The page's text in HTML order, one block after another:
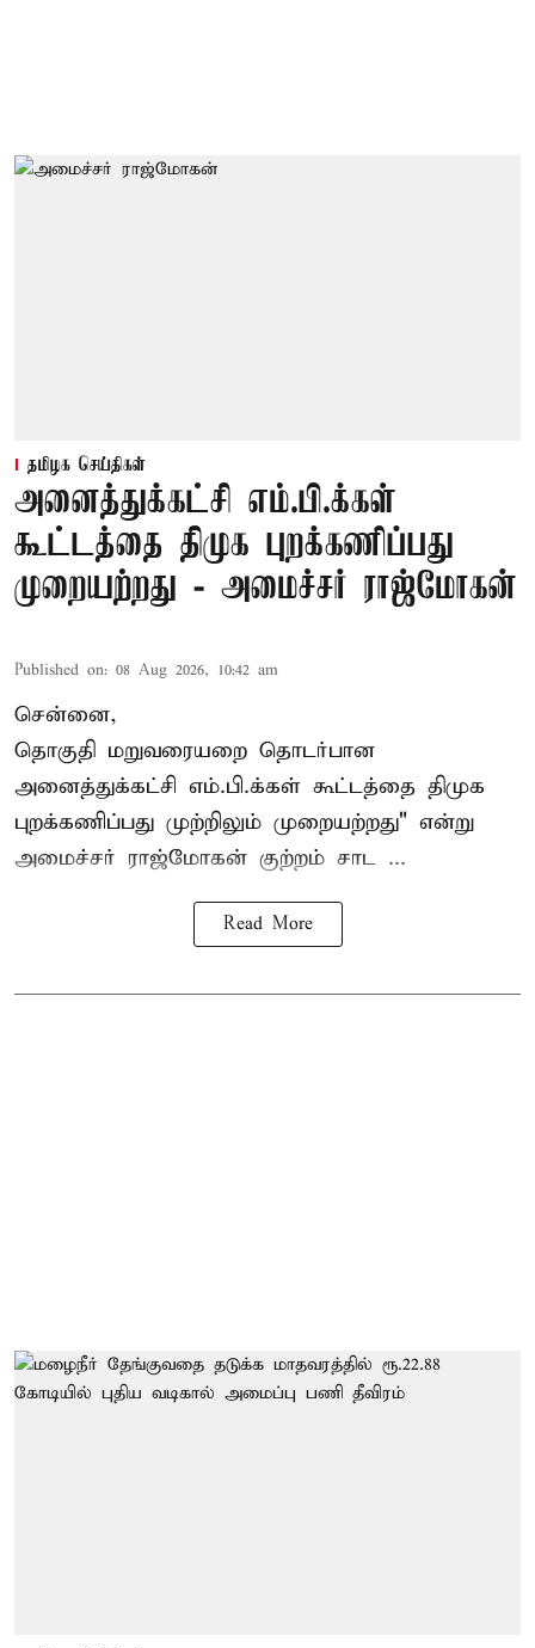
தமிழக செய்திகள்
அனைத்துக்கட்சி எம்.பி.க்கள்
கூட்டத்தை திமுக புறக்கணிப்பது
முறையற்றது - அமைச்சர் ராஜ்மோகன்
Published on: 08 Aug 2026, 10:42 am
சென்னை,
தொகுதி மறுவரையறை தொடர்பான
அனைத்துக்கட்சி எம்.பி.க்கள் கூட்டத்தை திமுக
புறக்கணிப்பது முற்றிலும் முறையற்றது" என்று
அமைச்சர் ராஜ்மோகன் குற்றம் சாட ...
Read More